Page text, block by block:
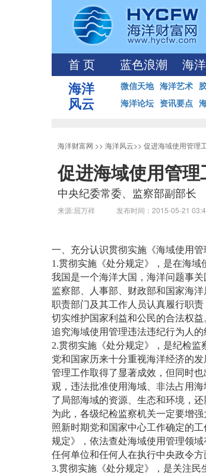
首 页 蓝色浪潮 海
海洋
风云
微信天地 海洋艺术
海洋论坛 资讯要点
海洋财富网 >> 海洋风云>> 促进海域使用管理
促进海域使用管
中央纪委常委、监察部副部
来源:屈万祥 发布时间：2015-05-21
一、充分认识贯彻实施《海域使用
1.贯彻实施《处分规定》，是在海
我国是一个海洋大国，海洋问题事
监察部、人事部、财政部和国家海
职责部门及其工作人员认真履行职
切实维护国家利益和公民的合法权
追究海域使用管理违法违纪行为人
2.贯彻实施《处分规定》，是纪检
党和国家历来十分重视海洋经济的
管理工作取得了显著成效，但同时
观，违法批准使用海域、非法占用
了局部海域的资源、生态和环境，
为此，各级纪检监察机关一定要增
照新时期党和国家中心工作确定的
规定》，依法查处海域使用管理领
任何单位和任何人在执行中央政令
3.贯彻实施《处分规定》，是关注